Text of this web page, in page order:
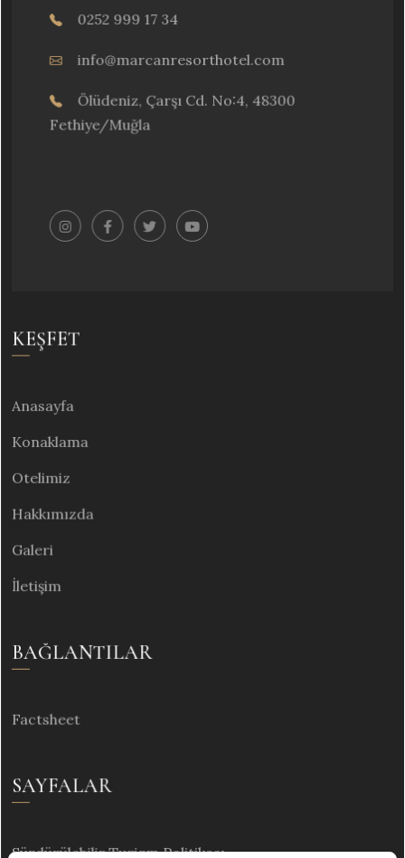
0252 999 17 34
info@marcanresorthotel.com
Ölüdeniz, Çarşı Cd. No:4, 48300
Fethiye/Muğla
KEŞFET
Anasayfa
Konaklama
Otelimiz
Hakkımızda
Galeri
İletişim
BAĞLANTILAR
Factsheet
SAYFALAR